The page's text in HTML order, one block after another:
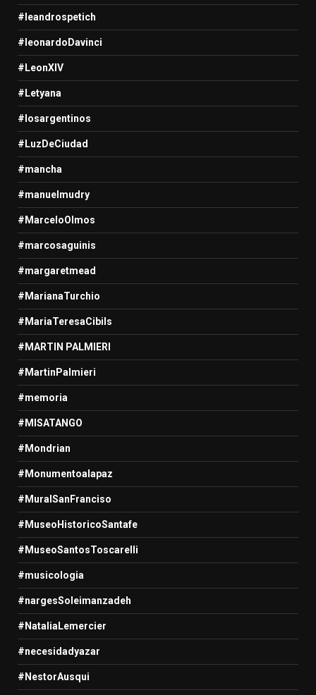
#leandrospetich
#leonardoDavinci
#LeonXIV
#Letyana
#losargentinos
#LuzDeCiudad
#mancha
#manuelmudry
#MarceloOlmos
#marcosaguinis
#margaretmead
#MarianaTurchio
#MariaTeresaCibils
#MARTIN PALMIERI
#MartinPalmieri
#memoria
#MISATANGO
#Mondrian
#Monumentoalapaz
#MuralSanFranciso
#MuseoHistoricoSantafe
#MuseoSantosToscarelli
#musicologia
#nargesSoleimanzadeh
#NataliaLemercier
#necesidadyazar
#NestorAusqui